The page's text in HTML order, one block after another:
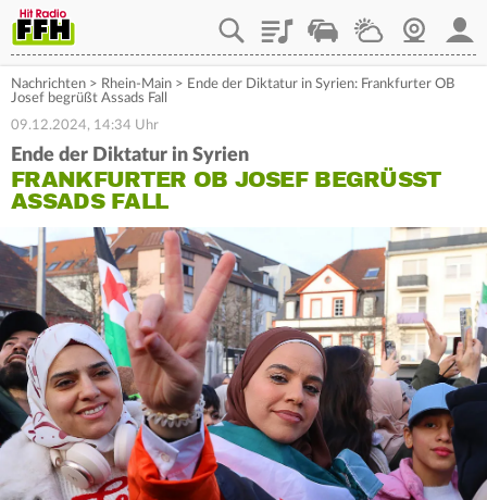
PlaylistStaupilotWetterWebcam
Nachrichten > Rhein-Main > Ende der Diktatur in Syrien: Frankfurter OB
Josef begrüßt Assads Fall
09.12.2024, 14:34 Uhr
Ende der Diktatur in Syrien
FRANKFURTER OB JOSEF BEGRÜSST A
SSADS FALL